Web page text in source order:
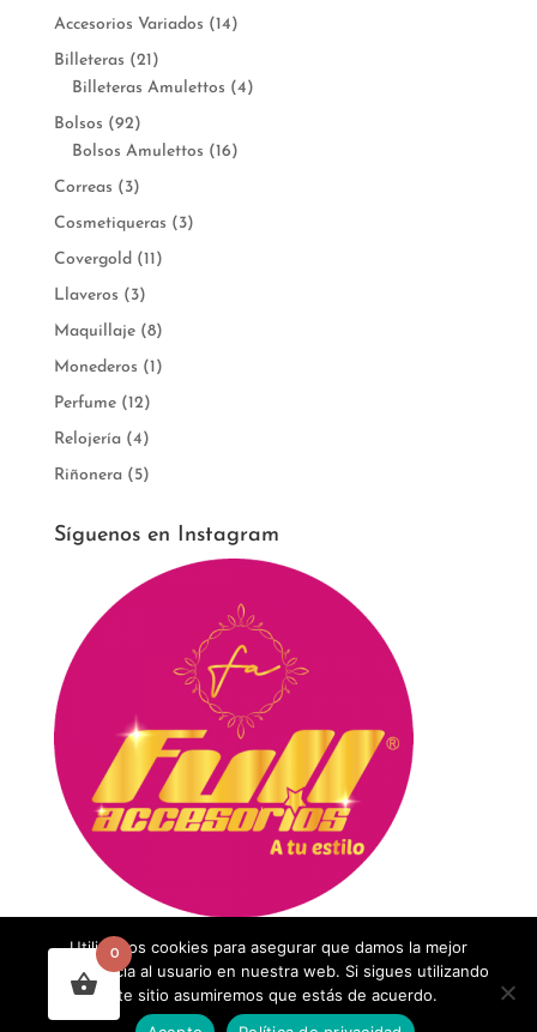
Accesorios Variados (14)
Billeteras (21)
Billeteras Amulettos (4)
Bolsos (92)
Bolsos Amulettos (16)
Correas (3)
Cosmetiqueras (3)
Covergold (11)
Llaveros (3)
Maquillaje (8)
Monederos (1)
Perfume (12)
Relojería (4)
Riñonera (5)
Síguenos en Instagram
0
Utilizamos cookies para asegurar que damos la mejor
experiencia al usuario en nuestra web. Si sigues utilizando
este sitio asumiremos que estás de acuerdo.